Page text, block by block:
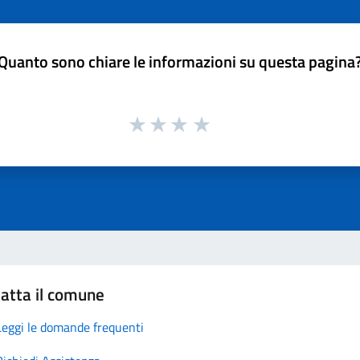
sono chiare le informazioni su questa
il comune
le domande frequenti